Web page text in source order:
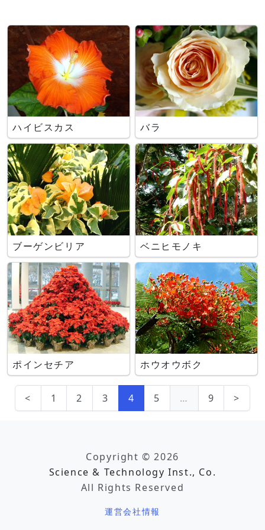
ハイビスカス バラ
ブーゲンビリア ベニヒモノキ
ポインセチア ホウオウボク
< 1 2 3 4 5 … 9 >
Copyright © 2026
Science & Technology Inst., Co.
All Rights Reserved
運営会社情報